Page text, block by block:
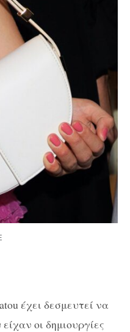
έχει δεσμευτεί να
οι δημιουργίες